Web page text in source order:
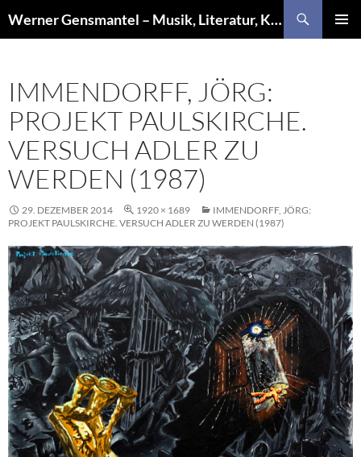
Inhalt
Werner Gensmantel – Musik, Literatur, Kunst
IMMENDORFF, JÖRG:
PROJEKT PAULSKIRCHE.
VERSUCH ADLER ZU
WERDEN (1987)
29. DEZEMBER 2014 1920 × 1689
IMMENDORFF, JÖRG:
PROJEKT PAULSKIRCHE. VERSUCH ADLER ZU WERDEN (1987)